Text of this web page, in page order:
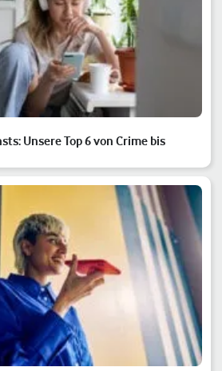
Unsere Top 6 von Crime bis